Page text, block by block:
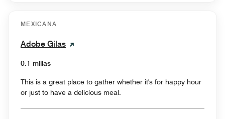
MEXICANA
Adobe Gilas
0.1 millas
This is a great place to gather whether it's for happy hour
or just to have a delicious meal.